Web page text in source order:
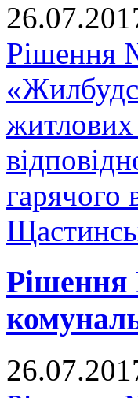
Рішення
житлових
гарячого
Рішення